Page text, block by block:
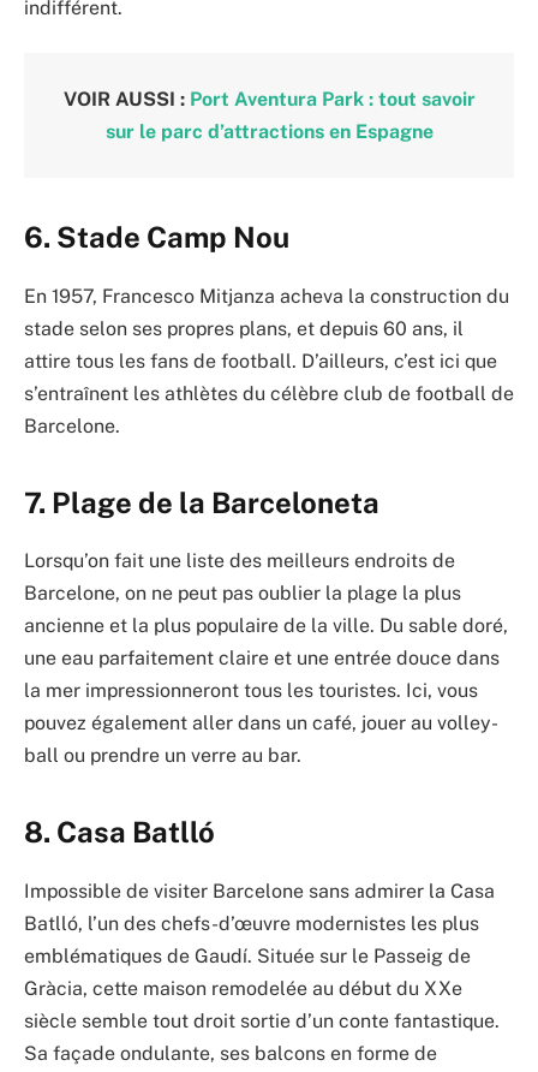
indifférent.
VOIR AUSSI : Port Aventura Park : tout savoir
sur le parc d’attractions en Espagne
6. Stade Camp Nou
En 1957, Francesco Mitjanza acheva la construction du
stade selon ses propres plans, et depuis 60 ans, il
attire tous les fans de football. D’ailleurs, c’est ici que
s’entraînent les athlètes du célèbre club de football de
Barcelone.
7. Plage de la Barceloneta
Lorsqu’on fait une liste des meilleurs endroits de
Barcelone, on ne peut pas oublier la plage la plus
ancienne et la plus populaire de la ville. Du sable doré,
une eau parfaitement claire et une entrée douce dans
la mer impressionneront tous les touristes. Ici, vous
pouvez également aller dans un café, jouer au volley-
ball ou prendre un verre au bar.
8. Casa Batlló
Impossible de visiter Barcelone sans admirer la Casa
Batlló, l’un des chefs-d’œuvre modernistes les plus
emblématiques de Gaudí. Située sur le Passeig de
Gràcia, cette maison remodelée au début du XXe
siècle semble tout droit sortie d’un conte fantastique.
Sa façade ondulante, ses balcons en forme de